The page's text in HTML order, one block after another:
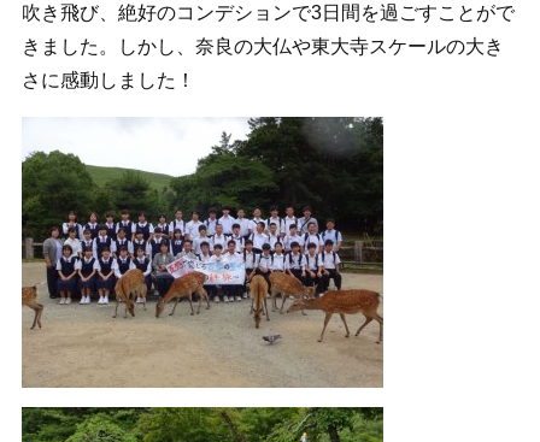
吹き飛び、絶好のコンデションで3日間を過ごすことがで
きました。しかし、奈良の大仏や東大寺スケールの大き
さに感動しました！